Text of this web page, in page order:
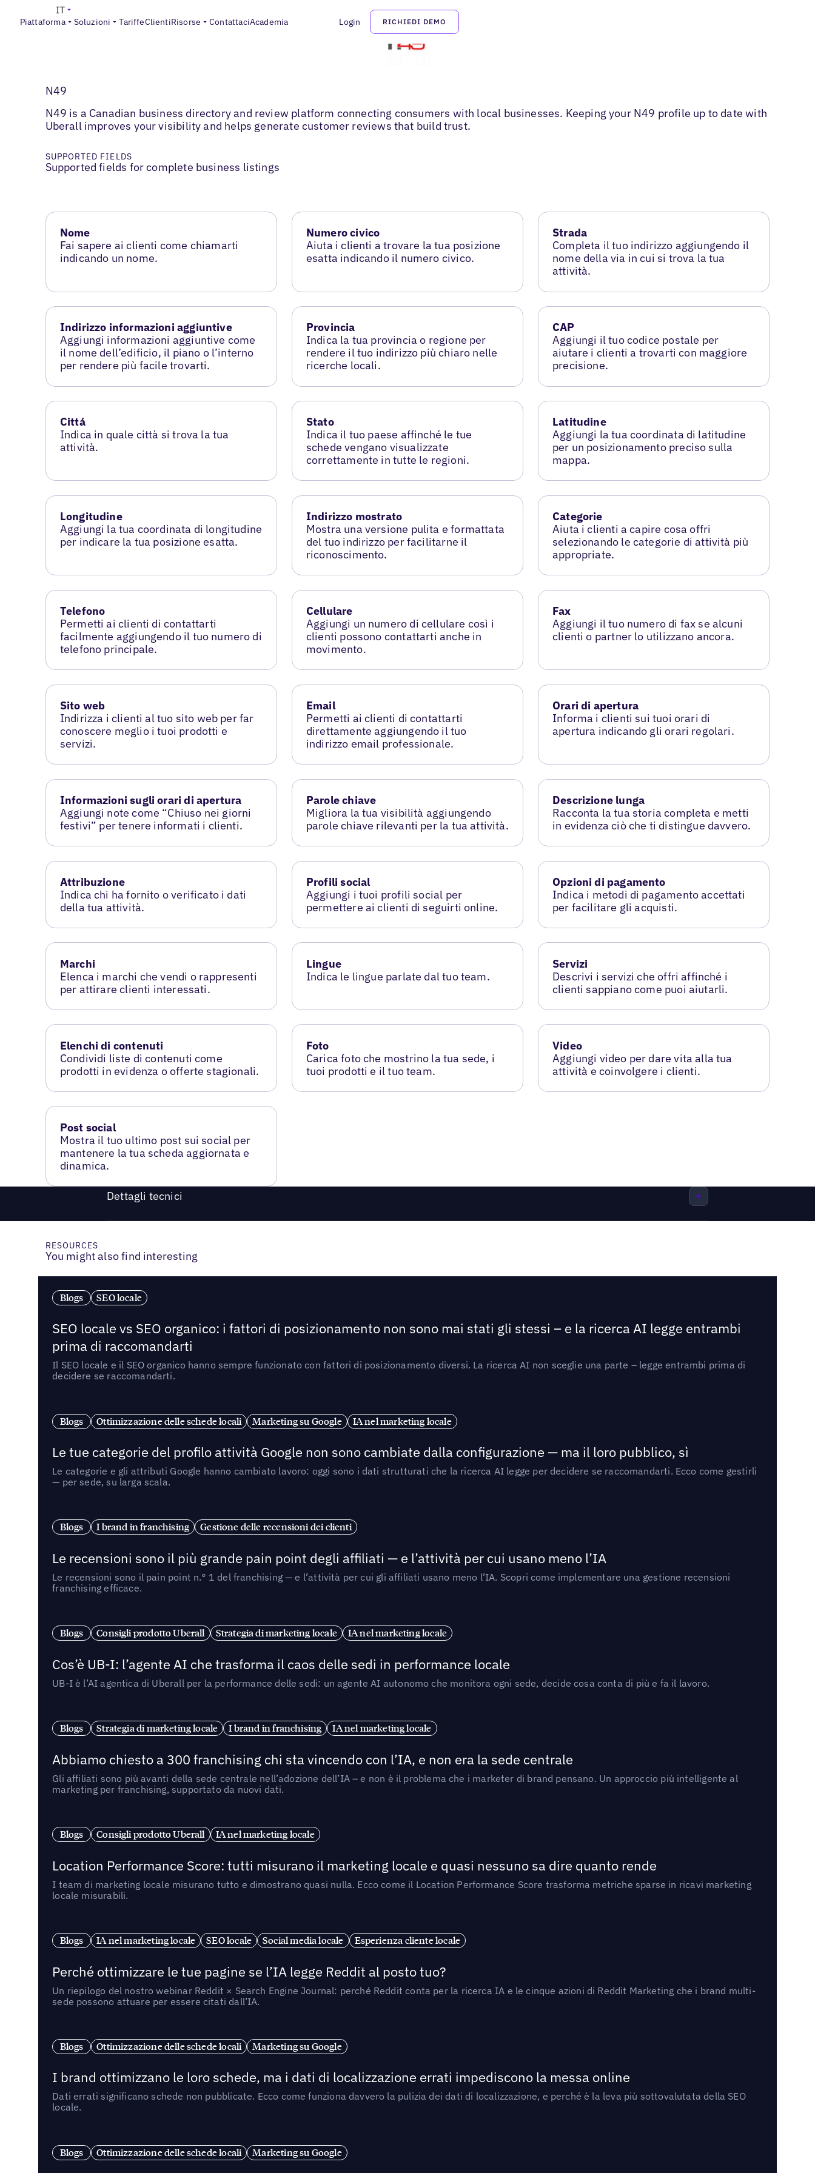
Piattaforma Soluzioni TariffeClientiRisorse ContattaciAcademia Login RICHIEDI DEMO
IT
N49
N49 is a Canadian business directory and review platform connecting consumers with local businesses. Keeping your N49 profile up to date with
Uberall improves your visibility and helps generate customer reviews that build trust.
SUPPORTED FIELDS
Supported fields for complete business listings
Nome
Fai sapere ai clienti come chiamarti
indicando un nome.
Numero civico
Aiuta i clienti a trovare la tua posizione
esatta indicando il numero civico.
Strada
Completa il tuo indirizzo aggiungendo il
nome della via in cui si trova la tua
attività.
Indirizzo informazioni aggiuntive
Aggiungi informazioni aggiuntive come
il nome dell’edificio, il piano o l’interno
per rendere più facile trovarti.
Provincia
Indica la tua provincia o regione per
rendere il tuo indirizzo più chiaro nelle
ricerche locali.
CAP
Aggiungi il tuo codice postale per
aiutare i clienti a trovarti con maggiore
precisione.
Cittá
Indica in quale città si trova la tua
attività.
Stato
Indica il tuo paese affinché le tue
schede vengano visualizzate
correttamente in tutte le regioni.
Latitudine
Aggiungi la tua coordinata di latitudine
per un posizionamento preciso sulla
mappa.
Longitudine
Aggiungi la tua coordinata di longitudine
per indicare la tua posizione esatta.
Indirizzo mostrato
Mostra una versione pulita e formattata
del tuo indirizzo per facilitarne il
riconoscimento.
Categorie
Aiuta i clienti a capire cosa offri
selezionando le categorie di attività più
appropriate.
Telefono
Permetti ai clienti di contattarti
facilmente aggiungendo il tuo numero di
telefono principale.
Cellulare
Aggiungi un numero di cellulare così i
clienti possono contattarti anche in
movimento.
Fax
Aggiungi il tuo numero di fax se alcuni
clienti o partner lo utilizzano ancora.
Sito web
Indirizza i clienti al tuo sito web per far
conoscere meglio i tuoi prodotti e
servizi.
Email
Permetti ai clienti di contattarti
direttamente aggiungendo il tuo
indirizzo email professionale.
Orari di apertura
Informa i clienti sui tuoi orari di
apertura indicando gli orari regolari.
Informazioni sugli orari di apertura
Aggiungi note come “Chiuso nei giorni
festivi” per tenere informati i clienti.
Parole chiave
Migliora la tua visibilità aggiungendo
parole chiave rilevanti per la tua attività.
Descrizione lunga
Racconta la tua storia completa e metti
in evidenza ciò che ti distingue davvero.
Attribuzione
Indica chi ha fornito o verificato i dati
della tua attività.
Profili social
Aggiungi i tuoi profili social per
permettere ai clienti di seguirti online.
Opzioni di pagamento
Indica i metodi di pagamento accettati
per facilitare gli acquisti.
Marchi
Elenca i marchi che vendi o rappresenti
per attirare clienti interessati.
Lingue
Indica le lingue parlate dal tuo team.
Servizi
Descrivi i servizi che offri affinché i
clienti sappiano come puoi aiutarli.
Elenchi di contenuti
Condividi liste di contenuti come
prodotti in evidenza o offerte stagionali.
Foto
Carica foto che mostrino la tua sede, i
tuoi prodotti e il tuo team.
Video
Aggiungi video per dare vita alla tua
attività e coinvolgere i clienti.
Post social
Mostra il tuo ultimo post sui social per
mantenere la tua scheda aggiornata e
dinamica.
Dettagli tecnici
RESOURCES
You might also find interesting
Blogs SEO locale
SEO locale vs SEO organico: i fattori di posizionamento non sono mai stati gli stessi – e la ricerca AI legge entrambi
prima di raccomandarti
Il SEO locale e il SEO organico hanno sempre funzionato con fattori di posizionamento diversi. La ricerca AI non sceglie una parte – legge entrambi prima di
decidere se raccomandarti.
Blogs Ottimizzazione delle schede locali Marketing su Google IA nel marketing locale
Le tue categorie del profilo attività Google non sono cambiate dalla configurazione — ma il loro pubblico, sì
Le categorie e gli attributi Google hanno cambiato lavoro: oggi sono i dati strutturati che la ricerca AI legge per decidere se raccomandarti. Ecco come gestirli
— per sede, su larga scala.
Blogs I brand in franchising Gestione delle recensioni dei clienti
Le recensioni sono il più grande pain point degli affiliati — e l’attività per cui usano meno l’IA
Le recensioni sono il pain point n.° 1 del franchising — e l’attività per cui gli affiliati usano meno l’IA. Scopri come implementare una gestione recensioni
franchising efficace.
Blogs Consigli prodotto Uberall Strategia di marketing locale IA nel marketing locale
Cos’è UB-I: l’agente AI che trasforma il caos delle sedi in performance locale
UB-I è l’AI agentica di Uberall per la performance delle sedi: un agente AI autonomo che monitora ogni sede, decide cosa conta di più e fa il lavoro.
Blogs Strategia di marketing locale I brand in franchising IA nel marketing locale
Abbiamo chiesto a 300 franchising chi sta vincendo con l’IA, e non era la sede centrale
Gli affiliati sono più avanti della sede centrale nell’adozione dell’IA – e non è il problema che i marketer di brand pensano. Un approccio più intelligente al
marketing per franchising, supportato da nuovi dati.
Blogs Consigli prodotto Uberall IA nel marketing locale
Location Performance Score: tutti misurano il marketing locale e quasi nessuno sa dire quanto rende
I team di marketing locale misurano tutto e dimostrano quasi nulla. Ecco come il Location Performance Score trasforma metriche sparse in ricavi marketing
locale misurabili.
Blogs IA nel marketing locale SEO locale Social media locale Esperienza cliente locale
Perché ottimizzare le tue pagine se l’IA legge Reddit al posto tuo?
Un riepilogo del nostro webinar Reddit × Search Engine Journal: perché Reddit conta per la ricerca IA e le cinque azioni di Reddit Marketing che i brand multi-
sede possono attuare per essere citati dall’IA.
Blogs Ottimizzazione delle schede locali Marketing su Google
I brand ottimizzano le loro schede, ma i dati di localizzazione errati impediscono la messa online
Dati errati significano schede non pubblicate. Ecco come funziona davvero la pulizia dei dati di localizzazione, e perché è la leva più sottovalutata della SEO
locale.
Blogs Ottimizzazione delle schede locali Marketing su Google